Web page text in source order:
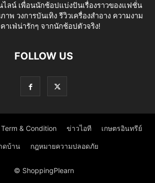
ลน์ เพื่อนนักช้อปแบ่งปันเรื่องราวของแฟชั่น
พ วงการบันเทิง รีวิวเครื่องสำอาง ความงาม
าเฟ่น่ารักๆ จากนักช้อปตัวจริง!
FOLLOW US
Term & Condition ข่าวไอที เกษตรอินทรีย์
ดบ้าน กฎหมายความปลอดภัย
© ShoppingPlearn